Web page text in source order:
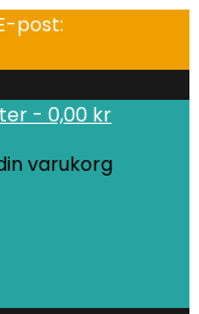
post:
- 0,00 kr
varukorg